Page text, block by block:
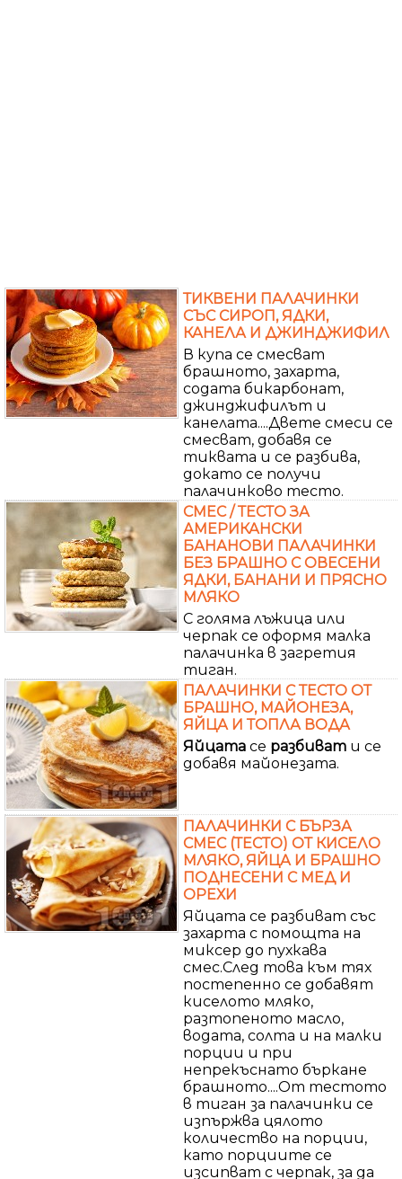
ТИКВЕНИ ПАЛАЧИНКИ
СЪС СИРОП, ЯДКИ,
КАНЕЛА И ДЖИНДЖИФИЛ
В купа се смесват
брашното, захарта,
содата бикарбонат,
джинджифилът и
канелата....Двете смеси се
смесват, добавя се
тиквата и се разбива,
докато се получи
палачинково тесто.
СМЕС / ТЕСТО ЗА
АМЕРИКАНСКИ
БАНАНОВИ ПАЛАЧИНКИ
БЕЗ БРАШНО С ОВЕСЕНИ
ЯДКИ, БАНАНИ И ПРЯСНО
МЛЯКО
С голяма лъжица или
черпак се оформя малка
палачинка в загретия
тиган.
ПАЛАЧИНКИ С ТЕСТО ОТ
БРАШНО, МАЙОНЕЗА,
ЯЙЦА И ТОПЛА ВОДА
Яйцата се разбиват и се
добавя майонезата.
ПАЛАЧИНКИ С БЪРЗА
СМЕС (ТЕСТО) ОТ КИСЕЛО
МЛЯКО, ЯЙЦА И БРАШНО
ПОДНЕСЕНИ С МЕД И
ОРЕХИ
Яйцата се разбиват със
захарта с помощта на
миксер до пухкава
смес.След това към тях
постепенно се добавят
киселото мляко,
разтопеното масло,
водата, солта и на малки
порции и при
непрекъснато бъркане
брашното....От тестото
в тиган за палачинки се
изпържва цялото
количество на порции,
като порциите се
изсипват с черпак, за да